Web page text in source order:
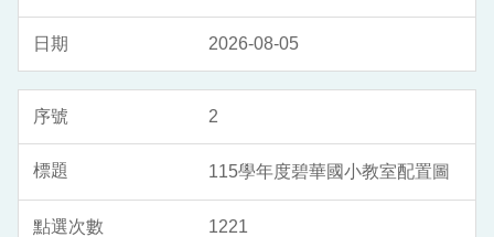
2026-08-05
2
115學年度碧華國小教室配置圖
1221